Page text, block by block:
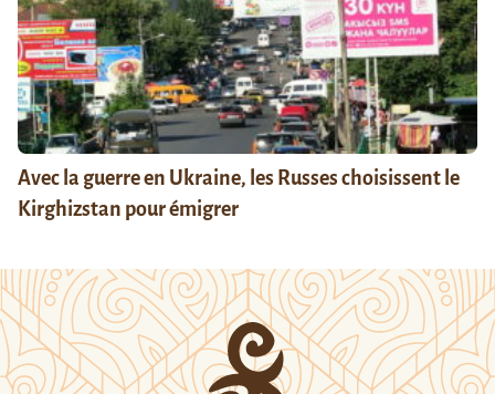
Avec la guerre en Ukraine, les Russes choisissent le
Kirghizstan pour émigrer